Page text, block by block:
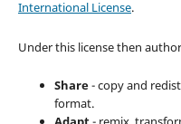
International License.
Under this license then
Share- copy and
format.